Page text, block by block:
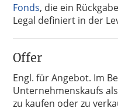
Fonds, die ein
Legal definiert in der
Offer
Engl. für Angebot. Im
Unternehmenskaufs
zu kaufen oder zu